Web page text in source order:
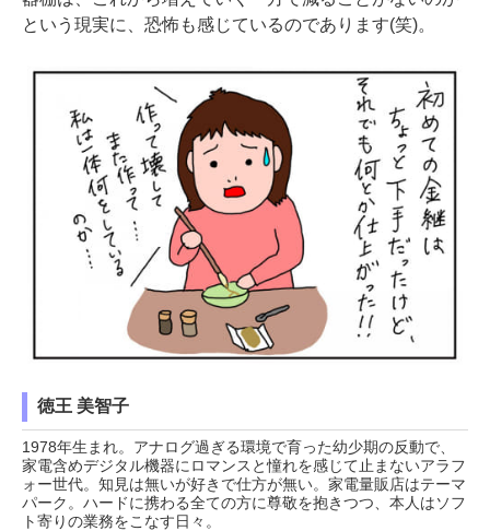
という現実に、恐怖も感じているのであります(笑)。
徳王 美智子
1978年生まれ。アナログ過ぎる環境で育った幼少期の反動で、
家電含めデジタル機器にロマンスと憧れを感じて止まないアラフ
ォー世代。知見は無いが好きで仕方が無い。家電量販店はテーマ
パーク。ハードに携わる全ての方に尊敬を抱きつつ、本人はソフ
ト寄りの業務をこなす日々。